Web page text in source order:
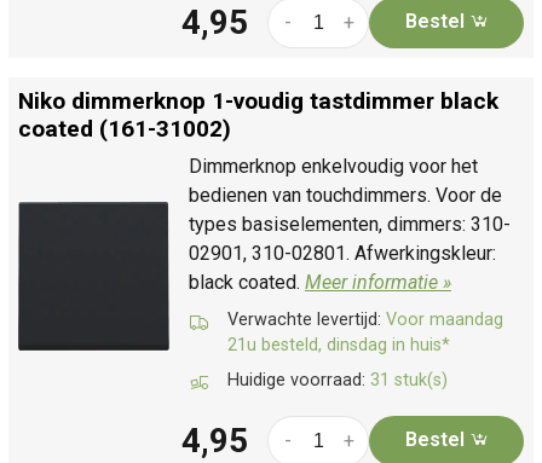
4,95 +
- Bestel
Niko dimmerknop 1-voudig tastdimmer black
coated (161-31002)
Dimmerknop enkelvoudig voor het
bedienen van touchdimmers. Voor de
types basiselementen, dimmers: 310-
02901, 310-02801. Afwerkingskleur:
black coated. Meer informatie »
Verwachte levertijd: Voor maandag
21u besteld, dinsdag in huis*
Huidige voorraad: 31 stuk(s)
4,95 +
- Bestel